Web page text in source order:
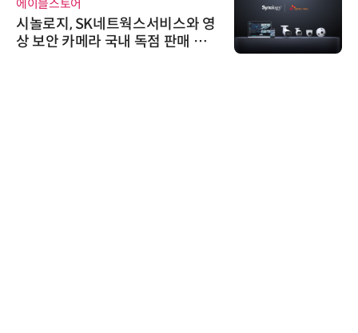
에이블스토어
시놀로지, SK네트웍스서비스와 영
상 보안 카메라 국내 독점 판매 파